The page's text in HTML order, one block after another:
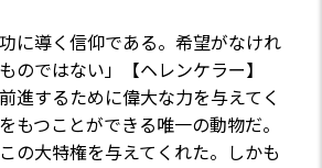
に導く信仰である。希望がなけれ
のではない」【ヘレンケラー】
進するために偉大な力を与えてく
もつことができる唯一の動物だ。
の大特権を与えてくれた。しかも